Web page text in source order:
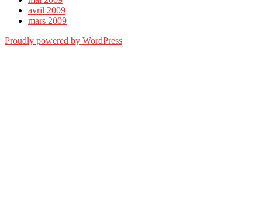
avril 2009
mars 2009
Proudly powered by WordPress